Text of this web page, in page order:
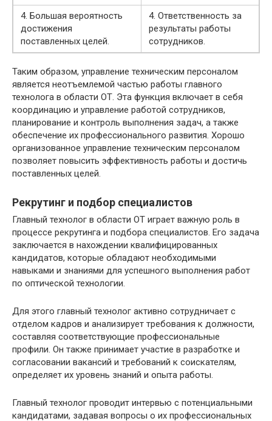
4. Большая вероятность
достижения
поставленных целей.
4. Ответственность за
результаты работы
сотрудников.
Таким образом, управление техническим персоналом
является неотъемлемой частью работы главного
технолога в области ОТ. Эта функция включает в себя
координацию и управление работой сотрудников,
планирование и контроль выполнения задач, а также
обеспечение их профессионального развития. Хорошо
организованное управление техническим персоналом
позволяет повысить эффективность работы и достичь
поставленных целей.
Рекрутинг и подбор специалистов
Главный технолог в области ОТ играет важную роль в
процессе рекрутинга и подбора специалистов. Его задача
заключается в нахождении квалифицированных
кандидатов, которые обладают необходимыми
навыками и знаниями для успешного выполнения работ
по оптической технологии.
Для этого главный технолог активно сотрудничает с
отделом кадров и анализирует требования к должности,
составляя соответствующие профессиональные
профили. Он также принимает участие в разработке и
согласовании вакансий и требований к соискателям,
определяет их уровень знаний и опыта работы.
Главный технолог проводит интервью с потенциальными
кандидатами, задавая вопросы о их профессиональных